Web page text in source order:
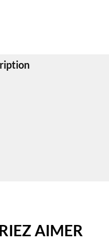
AIMER